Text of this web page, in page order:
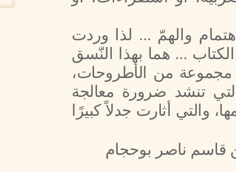
والهمّ ... لذا وردت
... هما بهذا النّسق
مجموعة من الأطروحات،
تنشد ضرورة معالجة
والتي أثارت جدلاً كبيرًا
قاسم ناصر بوحجام